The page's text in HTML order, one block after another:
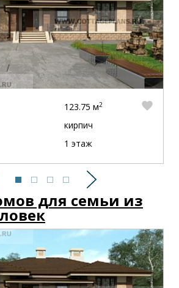
Следующий
123.75 м2
кирпич
1 этаж
для семьи из